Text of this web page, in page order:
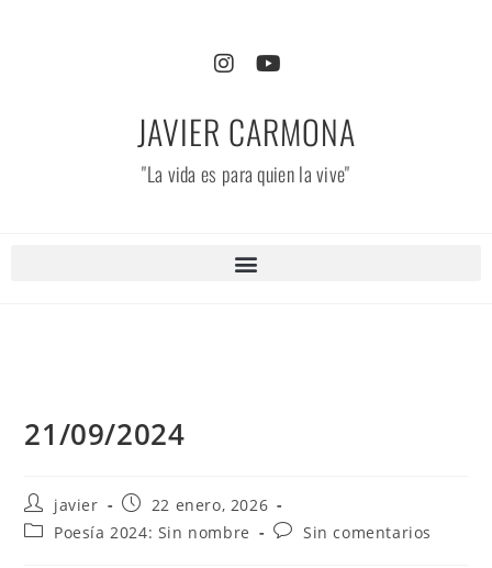
JAVIER CARMONA
"La vida es para quien la vive"
21/09/2024
javier
22 enero, 2026
Poesía 2024: Sin nombre
Sin comentarios